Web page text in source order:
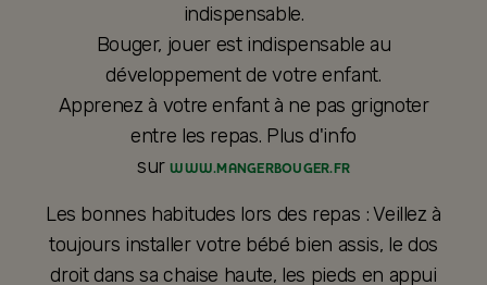
indispensable.
Bouger, jouer est indispensable au
développement de votre enfant.
Apprenez à votre enfant à ne pas grignoter
entre les repas. Plus d'info
surWWW.MANGERBOUGER.FR
Les bonnes habitudes lors des repas : Veillez à
toujours installer votre bébé bien assis, le dos
droit dans sa chaise haute, les pieds en appui